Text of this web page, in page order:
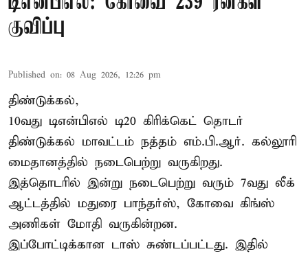
குவிப்பு
Published on: 08 Aug 2026, 12:26 pm
திண்டுக்கல்,
10வது டிஎன்பிஎல் டி20 கிரிக்கெட் தொடர்
திண்டுக்கல் மாவட்டம் நத்தம் எம்.பி.ஆர். கல்லூரி
மைதானத்தில் நடைபெற்று வருகிறது.
இத்தொடரில் இன்று நடைபெற்று வரும் 7வது லீக்
ஆட்டத்தில் மதுரை பாந்தர்ஸ், கோவை கிங்ஸ்
அணிகள் மோதி வருகின்றன.
இப்போட்டிக்கான டாஸ் சுண்டப்பட்டது. இதில்